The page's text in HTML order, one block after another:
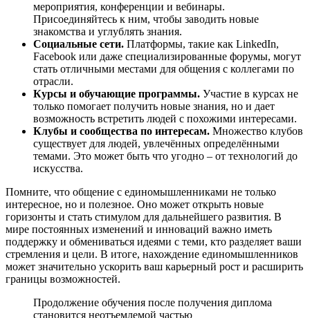
мероприятия, конференции и вебинары.
Присоединяйтесь к ним, чтобы заводить новые
знакомства и углублять знания.
Социальные сети. Платформы, такие как LinkedIn,
Facebook или даже специализированные форумы, могут
стать отличными местами для общения с коллегами по
отрасли.
Курсы и обучающие программы. Участие в курсах не
только помогает получить новые знания, но и дает
возможность встретить людей с похожими интересами.
Клубы и сообщества по интересам. Множество клубов
существует для людей, увлечённых определёнными
темами. Это может быть что угодно – от технологий до
искусства.
Помните, что общение с единомышленниками не только
интересное, но и полезное. Оно может открыть новые
горизонты и стать стимулом для дальнейшего развития. В
мире постоянных изменений и инноваций важно иметь
поддержку и обмениваться идеями с теми, кто разделяет ваши
стремления и цели. В итоге, нахождение единомышленников
может значительно ускорить ваш карьерный рост и расширить
границы возможностей.
Продолжение обучения после получения диплома
становится неотъемлемой частью